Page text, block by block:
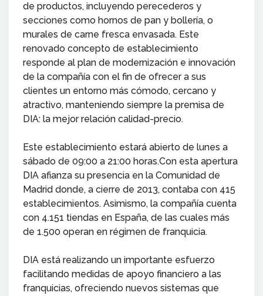
de productos, incluyendo perecederos y
secciones como hornos de pan y bollería, o
murales de carne fresca envasada. Este
renovado concepto de establecimiento
responde al plan de modernización e innovación
de la compañía con el fin de ofrecer a sus
clientes un entorno más cómodo, cercano y
atractivo, manteniendo siempre la premisa de
DIA: la mejor relación calidad-precio.
Este establecimiento estará abierto de lunes a
sábado de 09:00 a 21:00 horas.Con esta apertura
DIA afianza su presencia en la Comunidad de
Madrid donde, a cierre de 2013, contaba con 415
establecimientos. Asimismo, la compañía cuenta
con 4.151 tiendas en España, de las cuales más
de 1.500 operan en régimen de franquicia.
DIA está realizando un importante esfuerzo
facilitando medidas de apoyo financiero a las
franquicias, ofreciendo nuevos sistemas que